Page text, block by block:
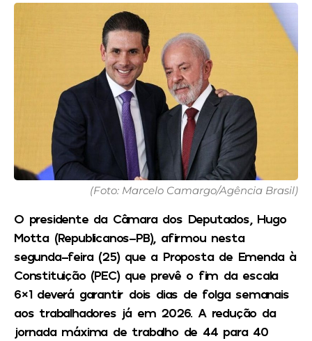
(Foto: Marcelo Camargo/Agência Brasil)
O presidente da Câmara dos Deputados, Hugo
Motta (Republicanos-PB), afirmou nesta
segunda-feira (25) que a Proposta de Emenda à
Constituição (PEC) que prevê o fim da escala
6×1 deverá garantir dois dias de folga semanais
aos trabalhadores já em 2026. A redução da
jornada máxima de trabalho de 44 para 40